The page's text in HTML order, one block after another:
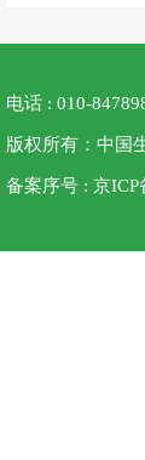
电话 : 010-
版权所有：中
备案序号 : 京ICP